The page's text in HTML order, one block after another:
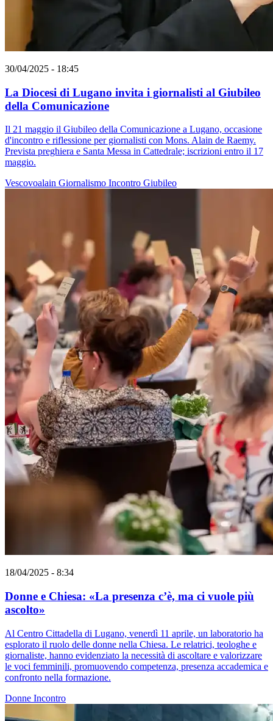
30/04/2025 - 18:45
La Diocesi di Lugano invita i giornalisti al Giubileo
della Comunicazione
Il 21 maggio il Giubileo della Comunicazione a Lugano, occasione
d'incontro e riflessione per giornalisti con Mons. Alain de Raemy.
Prevista preghiera e Santa Messa in Cattedrale; iscrizioni entro il 17
maggio.
Vescovoalain Giornalismo Incontro Giubileo
18/04/2025 - 8:34
Donne e Chiesa: «La presenza c’è, ma ci vuole più
ascolto»
Al Centro Cittadella di Lugano, venerdì 11 aprile, un laboratorio ha
esplorato il ruolo delle donne nella Chiesa. Le relatrici, teologhe e
giornaliste, hanno evidenziato la necessità di ascoltare e valorizzare
le voci femminili, promuovendo competenza, presenza accademica e
confronto nella formazione.
Donne Incontro